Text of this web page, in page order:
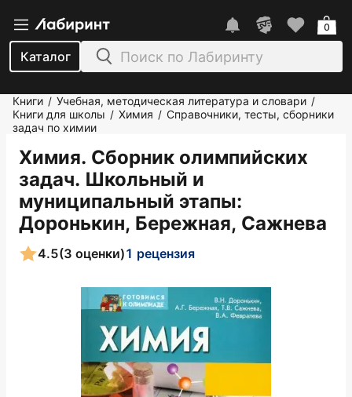
Каталог
0
Книги / Учебная, методическая литература и словари /
Книги для школы / Химия / Справочники, тесты, сборники
задач по химии
Химия. Сборник олимпийских
задач. Школьный и
муниципальный этапы:
Доронькин, Бережная, Сажнева
4.5(3 оценки)1 рецензия